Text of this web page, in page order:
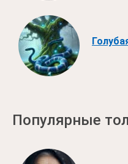
Популярные